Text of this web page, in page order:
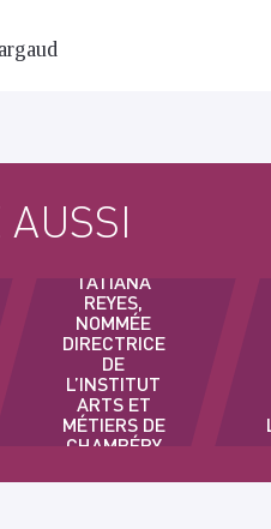
TATIANA
REYES,
NOMMÉE
DIRECTRICE
DE
L’INSTITUT
ARTS ET
MÉTIERS DE
CHAMBÉRY